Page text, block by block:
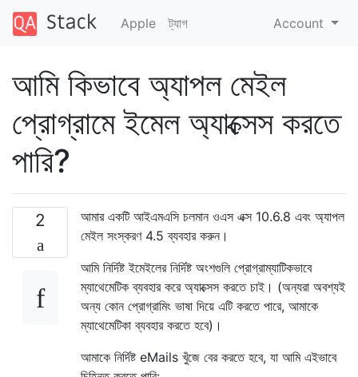
Apple ট্যাগ Account
আমি কিভাবে অ্যাপল মেইল ​​
প্রোগ্রামে ইমেল অ্যাক্সেস করতে
পারি?
2
আমার একটি আইএমএসি চলমান ওএস এক্স 10.6.8 এবং অ্যাপল
মেইল ​​সংস্করণ 4.5 ব্যবহার করুন।
আমি নির্দিষ্ট ইমেইলের নির্দিষ্ট অংশগুলি প্রোগ্রাম্যাটিকভাবে
ম্যাথেমেটিক ব্যবহার করে অ্যাক্সেস করতে চাই। (অন্যরা অবশ্যই
অন্য কোন প্রোগ্রামিং ভাষা দিয়ে এটি করতে পারে, আমাকে
ম্যাথেমেটিকা ​​ব্যবহার করতে হবে)।
আমাকে নির্দিষ্ট eMails খুঁজে বের করতে হবে, যা আমি এইভাবে